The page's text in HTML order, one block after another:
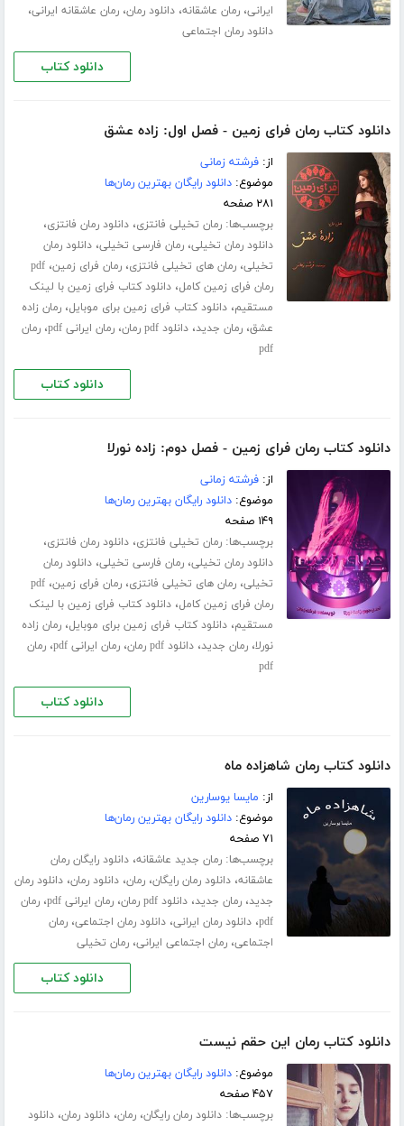
ایرانی،رمان عاشقانه،دانلود رمان،رمان عاشقانه ایرانی،
دانلود رمان اجتماعی
دانلود کتاب
دانلود کتاب رمان فرای زمین - فصل اول: زاده عشق
از:فرشته زمانی
موضوع:دانلود رایگان بهترین رمان‌ها
۲۸۱ صفحه
برچسب‌ها:رمان تخیلی فانتزی،دانلود رمان فانتزی،
دانلود رمان تخیلی،رمان فارسی تخیلی،دانلود رمان
تخیلی،رمان های تخیلی فانتزی،رمان فرای زمین،pdf
رمان فرای زمین کامل،دانلود کتاب فرای زمین با لینک
مستقیم،دانلود کتاب فرای زمین برای موبایل،رمان زاده
عشق،رمان جدید،دانلود pdf رمان ،رمان ایرانی pdf ،رمان
pdf
دانلود کتاب
دانلود کتاب رمان فرای زمین - فصل دوم: زاده نورلا
از:فرشته زمانی
موضوع:دانلود رایگان بهترین رمان‌ها
۱۴۹ صفحه
برچسب‌ها:رمان تخیلی فانتزی،دانلود رمان فانتزی،
دانلود رمان تخیلی،رمان فارسی تخیلی،دانلود رمان
تخیلی،رمان های تخیلی فانتزی،رمان فرای زمین،pdf
رمان فرای زمین کامل،دانلود کتاب فرای زمین با لینک
مستقیم،دانلود کتاب فرای زمین برای موبایل،رمان زاده
نورلا،رمان جدید،دانلود pdf رمان ،رمان ایرانی pdf ،رمان
pdf
دانلود کتاب
دانلود کتاب رمان شاهزاده ماه
از: مایسا یوسارین
موضوع:دانلود رایگان بهترین رمان‌ها
۷۱ صفحه
برچسب‌ها:رمان جدید عاشقانه،دانلود رایگان رمان
عاشقانه،دانلود رمان رایگان،رمان،دانلود رمان،دانلود رمان
جدید،رمان جدید،دانلود pdf رمان ،رمان ایرانی pdf ،رمان
pdf،دانلود رمان ایرانی،دانلود رمان اجتماعی،رمان
اجتماعی،رمان اجتماعی ایرانی،رمان تخیلی
دانلود کتاب
دانلود کتاب رمان این حقم نیست
موضوع:دانلود رایگان بهترین رمان‌ها
۴۵۷ صفحه
برچسب‌ها:دانلود رمان رایگان،رمان،دانلود رمان،دانلود